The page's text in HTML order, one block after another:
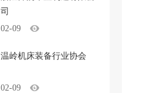
司
02-09
温岭机床装备行业协会
02-09